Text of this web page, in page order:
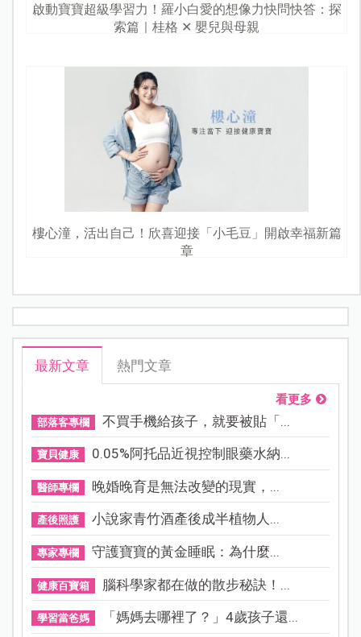
啟動寶寶超級學習力！羅小白愛的想像力快問快答：探
索篇｜桂格 ✕ 嬰兒與母親
樓心潼，活出自己！欣喜迎接「小毛豆」開啟幸福新篇
章
最新文章 熱門文章
看更多
部落客專欄 不買手機給孩子，就要被貼「...
寶貝健康 0.05%阿托品近視控制眼藥水納...
醫師專欄 晚婚晚育是無法改變的現實，...
產後照護 小說家青竹酒產後成半植物人...
專家專欄 守護寶寶的黃金睡眠：為什麼...
健康百寶箱 腦科學家都在做的散步秘訣！...
學習當爸媽 「媽媽去哪裡了？」4歲孩子還...